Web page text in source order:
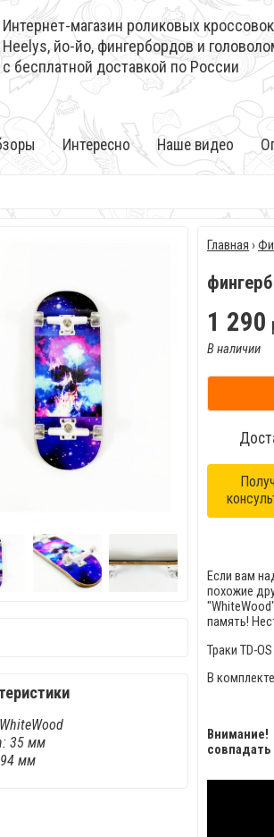
Интернет-магазин роликовых
Heelys, йо-йо, фингербордов и
с бесплатной доставкой по России
Интересно Наше видео
35 мм
мм
Главная ›
1 290
В наличии
Если вам
похожие
память!
Траки TD-
В